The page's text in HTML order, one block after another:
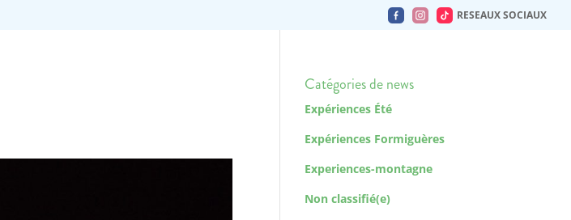
RESEAUX SOCIAUX
Catégories de news
Expériences Été
Expériences Formiguères
Experiences-montagne
Non classifié(e)